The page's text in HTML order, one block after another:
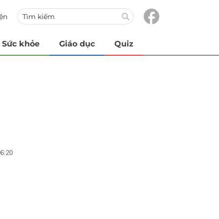
Sức khỏe Giáo dục Quiz